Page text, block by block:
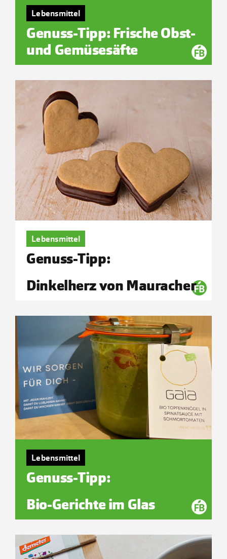
Lebensmittel
Genuss-Tipp: Frische Obst-
und Gemüsesäfte
Lebensmittel
Genuss-Tipp:
Dinkelherz von Mauracher
Lebensmittel
Genuss-Tipp:
Bio-Gerichte im Glas